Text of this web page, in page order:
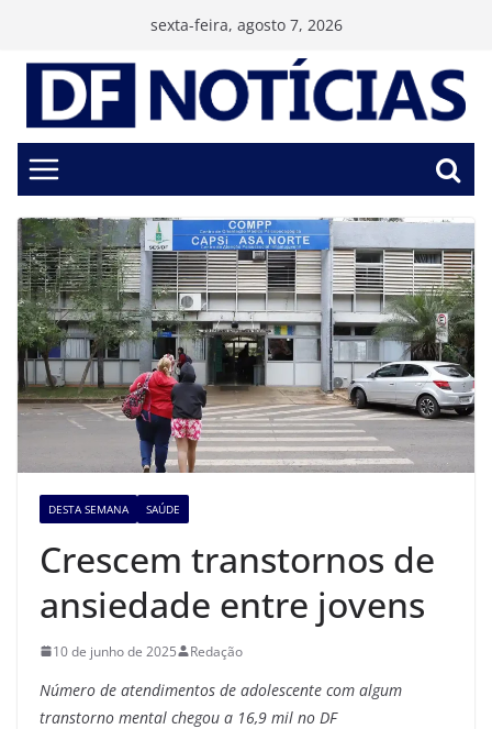
conteúdo
sexta-feira, agosto 7, 2026
DESTA SEMANA SAÚDE
Crescem transtornos de
ansiedade entre jovens
10 de junho de 2025 Redação
Número de atendimentos de adolescente com algum
transtorno mental chegou a 16,9 mil no DF